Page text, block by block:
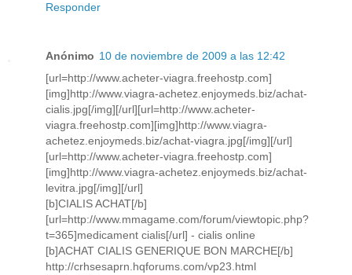
Responder
Anónimo 10 de noviembre de 2009 a las 12:42
[url=http://www.acheter-viagra.freehostp.com]
[img]http://www.viagra-achetez.enjoymeds.biz/achat-
cialis.jpg[/img][/url][url=http://www.acheter-
viagra.freehostp.com][img]http://www.viagra-
achetez.enjoymeds.biz/achat-viagra.jpg[/img][/url]
[url=http://www.acheter-viagra.freehostp.com]
[img]http://www.viagra-achetez.enjoymeds.biz/achat-
levitra.jpg[/img][/url]
[b]CIALIS ACHAT[/b]
[url=http://www.mmagame.com/forum/viewtopic.php?
t=365]medicament cialis[/url] - cialis online
[b]ACHAT CIALIS GENERIQUE BON MARCHE[/b]
http://crhsesaprn.hqforums.com/vp23.html